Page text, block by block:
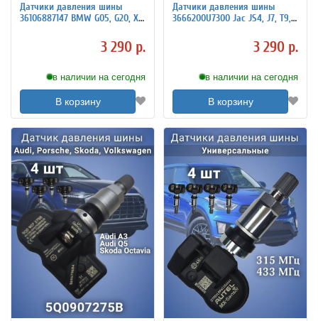
Датчики давления шины
36106887147 BMW G05, G20, X3,
3 290 р.
в наличии на сегодня
В корзину
Датчики давления шины
3666200U7300 Jac JS4, J7, T9,
3 290 р.
в наличии на сегодня
В корзину